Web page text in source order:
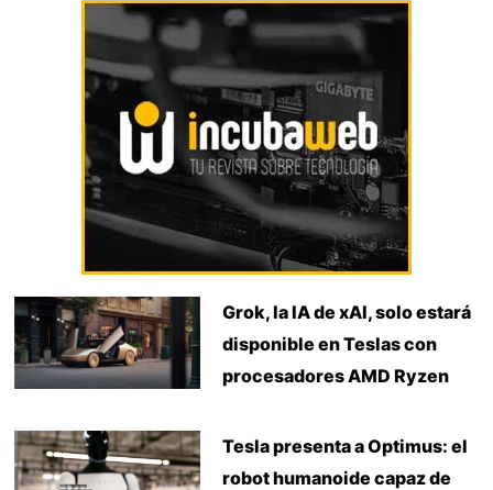
Grok, la IA de xAI, solo estará
disponible en Teslas con
procesadores AMD Ryzen
Tesla presenta a Optimus: el
robot humanoide capaz de